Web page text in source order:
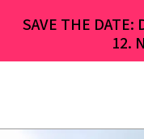
SAVE THE
12.